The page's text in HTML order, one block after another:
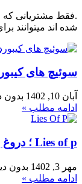
.فقط مشتریانی که
شده اند میتوانند
سوئیچ های
آبان 10, 1402
بدون
ادامه مطلب »
Lies of p ؛ دروغ بگویید یا بمیرید
مهر 3, 1402
بدون
ادامه مطلب »